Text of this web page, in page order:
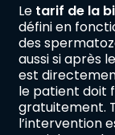
Le tarif de la
défini en
des
aussi si après
est
le patient doit
gratuitement.
l’intervention